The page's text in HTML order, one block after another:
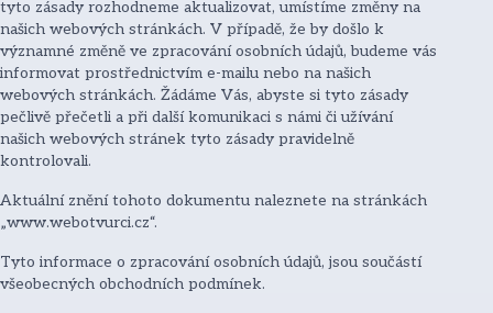
tyto zásady rozhodneme aktualizovat, umístíme změny na
našich webových stránkách. V případě, že by došlo k
významné změně ve zpracování osobních údajů, budeme vás
informovat prostřednictvím e-mailu nebo na našich
webových stránkách. Žádáme Vás, abyste si tyto zásady
pečlivě přečetli a při další komunikaci s námi či užívání
našich webových stránek tyto zásady pravidelně
kontrolovali.
Aktuální znění tohoto dokumentu naleznete na stránkách
„www.webotvurci.cz“.
Tyto informace o zpracování osobních údajů, jsou součástí
všeobecných obchodních podmínek.